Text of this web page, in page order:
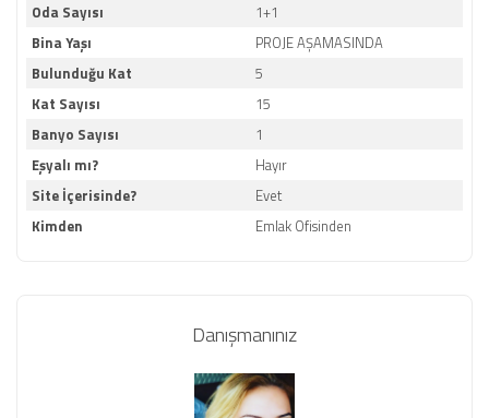
Oda Sayısı
Bina Yaşı
Bulunduğu Kat
Kat Sayısı
Banyo Sayısı
Eşyalı mı?
Site İçerisinde?
Kimden
1+1
PROJE AŞAMASINDA
5
15
1
Hayır
Evet
Emlak Ofisinden
Danışmanınız